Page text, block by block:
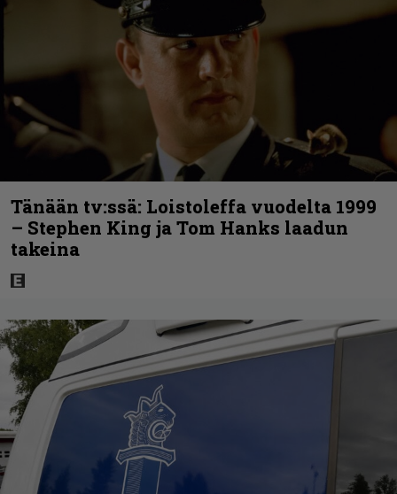
Tänään tv:ssä: Loistoleffa vuodelta 1999
– Stephen King ja Tom Hanks laadun
takeina